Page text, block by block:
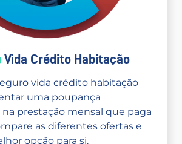
Vida Crédito Habitação
vida crédito habitação
uma poupança
prestação mensal que paga
as diferentes ofertas e
opção para si.